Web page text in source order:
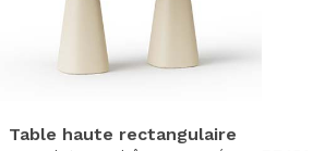
Table haute rectangulaire